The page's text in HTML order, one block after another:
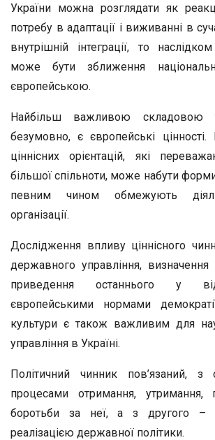
України можна розглядати як
потребу в адаптації і виживанні в
внутрішній інтеграції, то
може бути зближення
європейською.
Найбільш важливою складовою
безумовно, є європейські
ціннісних орієнтацій, які
більшої спільноти, може набути форми
певним чином обмежують
організації.
Дослідження впливу ціннісного
державного управління,
приведення останнього у
європейськими нормами
культури є також важливим для
управління в Україні.
Політичний чинник пов’язаний,
процесами отримання, утримання,
боротьби за неї, а з другого –
реалізацією державної політики.